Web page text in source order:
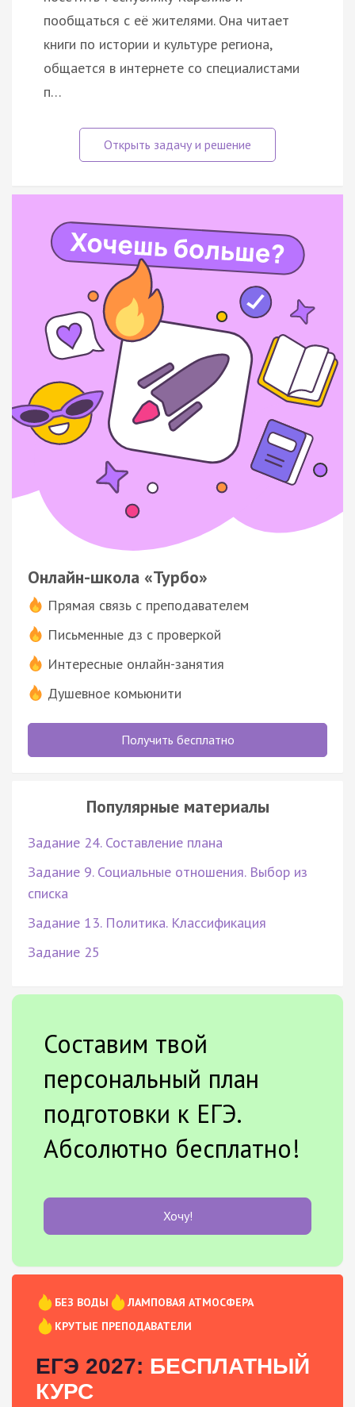
пообщаться с её жителями. Она читает
книги по истории и культуре региона,
общается в интернете со специалистами
п…
Онлайн-школа «Турбо»
Прямая связь с преподавателем
Письменные дз с проверкой
Интересные онлайн-занятия
Душевное комьюнити
Получить бесплатно
Популярные материалы
Задание 24. Составление плана
Задание 9. Социальные отношения. Выбор из
списка
Задание 13. Политика. Классификация
Задание 25
Составим твой
персональный план
подготовки к ЕГЭ.
Абсолютно бесплатно!
Хочу!
БЕЗ ВОДЫ
ЛАМПОВАЯ АТМОСФЕРА
КРУТЫЕ ПРЕПОДАВАТЕЛИ
ЕГЭ 2027: БЕСПЛАТНЫЙ
КУРС